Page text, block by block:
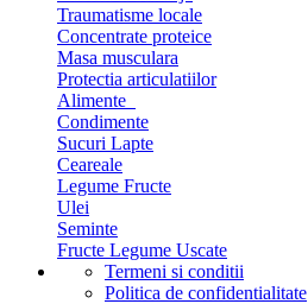
Traumatisme locale
Concentrate proteice
Masa musculara
Protectia articulatiilor
Alimente
Condimente
Sucuri Lapte
Ceareale
Legume Fructe
Ulei
Seminte
Fructe Legume Uscate
Termeni si conditii
Politica de confidentialitate